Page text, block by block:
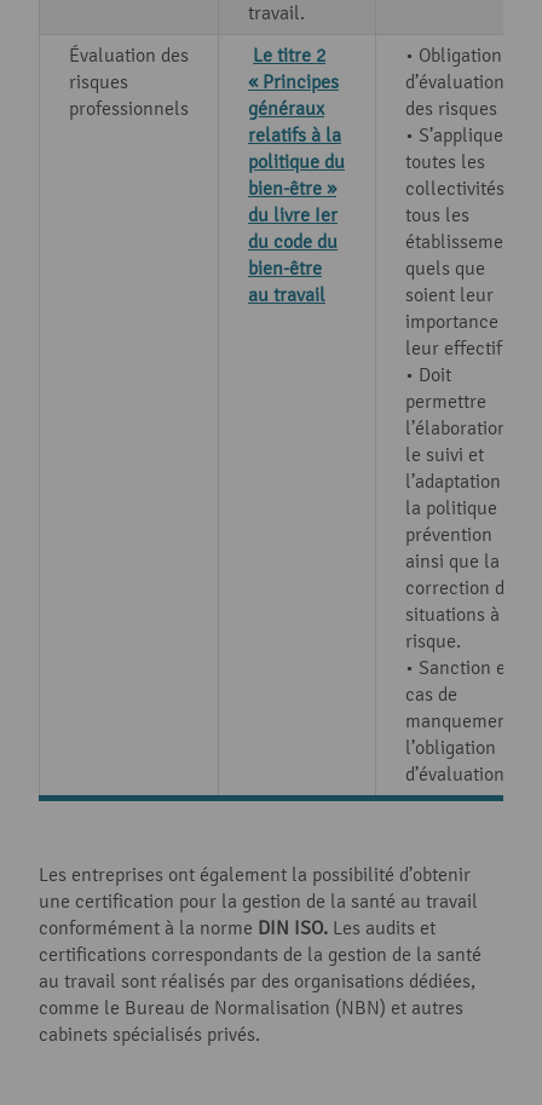
travail.
Évaluation des
risques
professionnels
Le titre 2
« Principes
généraux
relatifs à la
politique du
bien-être »
du livre Ier
du code du
bien-être
au travail
• Obligation
d’évaluation
des risques
• S’applique à
toutes les
collectivités et
tous les
établissements
quels que
soient leur
importance et
leur effectif.
• Doit
permettre
l’élaboration,
le suivi et
l’adaptation de
la politique de
prévention
ainsi que la
correction des
situations à
risque.
• Sanction en
cas de
manquement à
l’obligation
d’évaluation
Les entreprises ont également la possibilité d’obtenir
une certification pour la gestion de la santé au travail
conformément à la norme DIN ISO. Les audits et
certifications correspondants de la gestion de la santé
au travail sont réalisés par des organisations dédiées,
comme le Bureau de Normalisation (NBN) et autres
cabinets spécialisés privés.